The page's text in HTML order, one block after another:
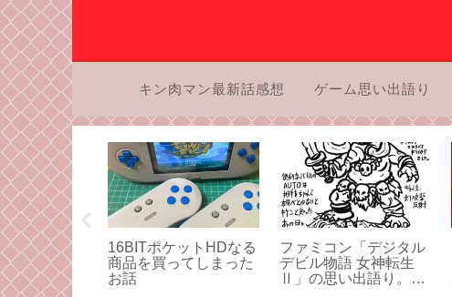
キン肉マン最新話感想 ゲーム思い出語り
に届きま
うお話を語
16BITポケットHDなる
商品を買ってしまった
お話
ファミコン「デジタル
デビル物語 女神転生
Ⅱ」の思い出語り。僕